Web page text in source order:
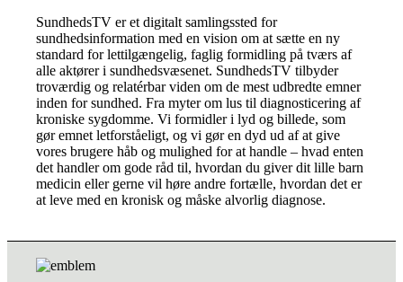
SundhedsTV er et digitalt samlingssted for
sundhedsinformation med en vision om at sætte en ny
standard for lettilgængelig, faglig formidling på tværs af
alle aktører i sundhedsvæsenet. SundhedsTV tilbyder
troværdig og relatérbar viden om de mest udbredte emner
inden for sundhed. Fra myter om lus til diagnosticering af
kroniske sygdomme. Vi formidler i lyd og billede, som
gør emnet letforståeligt, og vi gør en dyd ud af at give
vores brugere håb og mulighed for at handle – hvad enten
det handler om gode råd til, hvordan du giver dit lille barn
medicin eller gerne vil høre andre fortælle, hvordan det er
at leve med en kronisk og måske alvorlig diagnose.